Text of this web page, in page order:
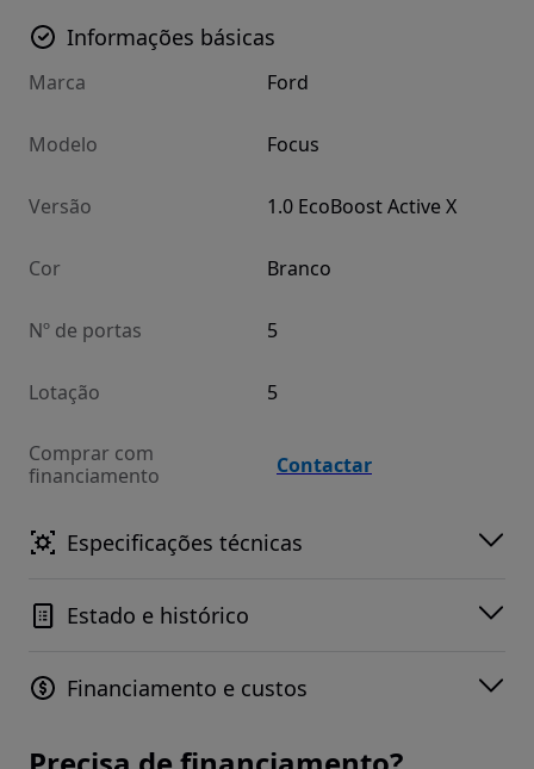
Informações básicas
Marca Ford
Modelo Focus
Versão 1.0 EcoBoost Active X
Cor Branco
Nº de portas 5
Lotação 5
Comprar com
financiamento
Contactar
Especificações técnicas
Estado e histórico
Financiamento e custos